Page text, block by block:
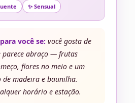
✨ Sensual
você se: você gosta de
parece abraço — frutas
flores no meio e um
madeira e baunilha.
horário e estação.